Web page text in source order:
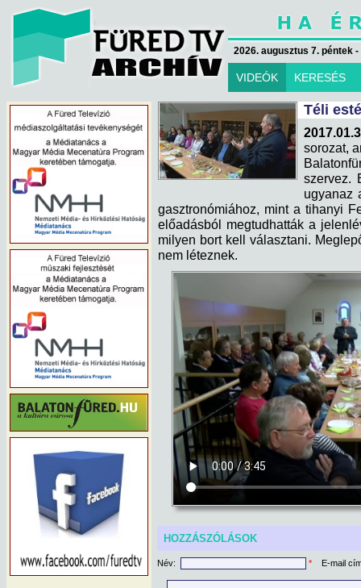
2026. augusztus 7. péntek
VIDEÓK KERESÉS
Téli
sorozat,
szervez.
ugyanaz
gasztronómiához, mint a tihanyi
előadásból megtudhatták a
milyen bort kell választani.
nem léteznek.
HOZZÁSZÓLÁSOK
Név: * E-mail